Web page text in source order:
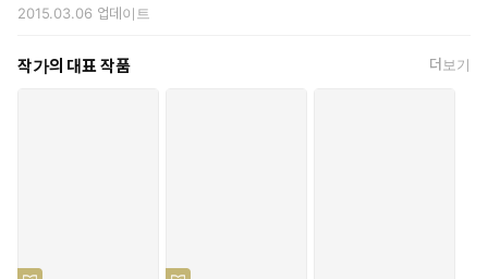
실은 범죄 현장의 한가운데에 그녀가 서 있다는 것. 소재 파악에 어
가 나타난다. 그녀는 대체 어디로 사라진 걸까.
“그게 바로 문제가 있다는 증거예요.” 그녀가 말했다.
2015.03.06 업데이트
작가의 대표 작품 더보기